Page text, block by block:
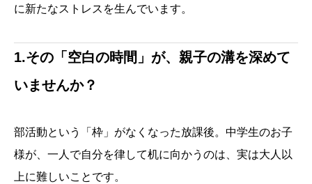
に新たなストレスを生んでいます。
1.その「空白の時間」が、親子の溝を深めて
いませんか？
部活動という「枠」がなくなった放課後。中学生のお子
様が、一人で自分を律して机に向かうのは、実は大人以
上に難しいことです。